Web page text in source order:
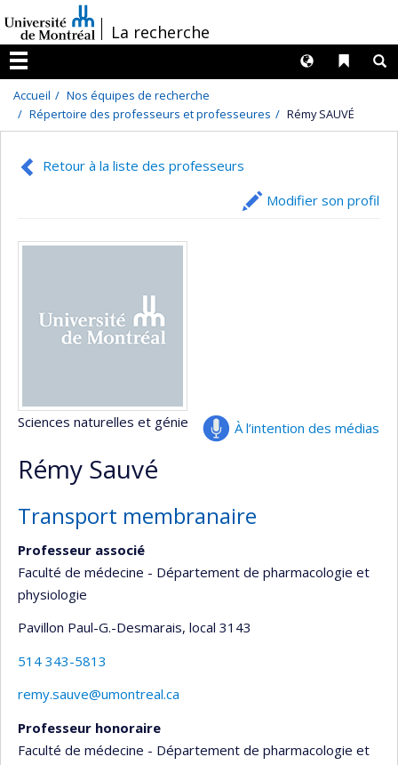
au
contenu
/La recherche
Menu
Liens
Langues
Accueil
Nos équipes de recherche
Répertoire des professeurs et professeures
Rémy SAUVÉ
Retour à la liste des professeurs
Modifier son profil
À l’intention des médias
Sciences naturelles et génie
Rémy Sauvé
Transport membranaire
Professeur associé
Faculté de médecine - Département de pharmacologie et
physiologie
Pavillon Paul-G.-Desmarais, local 3143
514 343-5813
remy.sauve@umontreal.ca
Professeur honoraire
Faculté de médecine - Département de pharmacologie et